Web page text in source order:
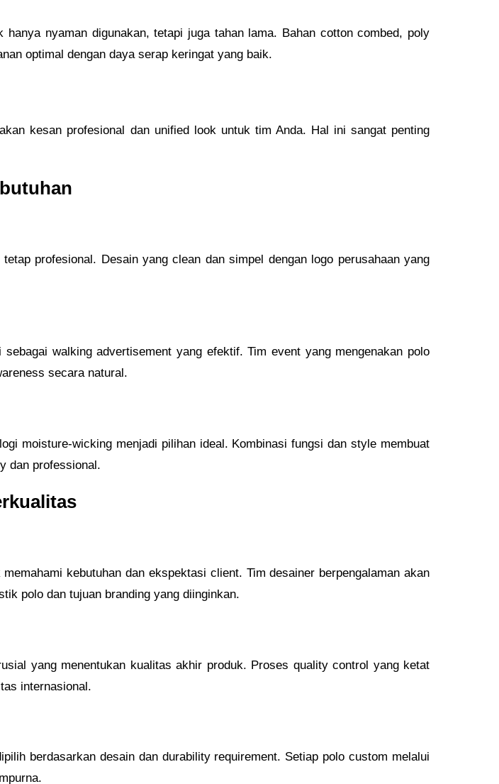
nyaman digunakan, tetapi juga tahan lama. Bahan cotton combed, poly
optimal dengan daya serap keringat yang baik.
kesan profesional dan unified look untuk tim Anda. Hal ini sangat penting
profesional. Desain yang clean dan simpel dengan logo perusahaan yang
walking advertisement yang efektif. Tim event yang mengenakan polo
secara natural.
moisture-wicking menjadi pilihan ideal. Kombinasi fungsi dan style membuat
dan professional.
kebutuhan dan ekspektasi client. Tim desainer berpengalaman akan
polo dan tujuan branding yang diinginkan.
yang menentukan kualitas akhir produk. Proses quality control yang ketat
internasional.
berdasarkan desain dan durability requirement. Setiap polo custom melalui